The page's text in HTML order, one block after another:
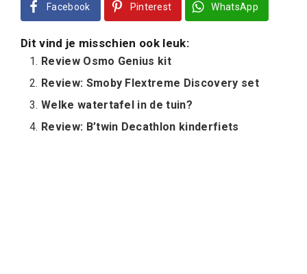
Facebook Pinterest WhatsApp
Dit vind je misschien ook leuk:
Review Osmo Genius kit
Review: Smoby Flextreme Discovery set
Welke watertafel in de tuin?
Review: B’twin Decathlon kinderfiets